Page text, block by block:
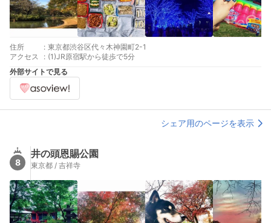
住所 : 東京都渋谷区代々木神園町2-1
アクセス
: (1)JR原宿駅から徒歩で5分
外部サイトで見る
シェア用のページを表示
8
井の頭恩賜公園
東京都 / 吉祥寺